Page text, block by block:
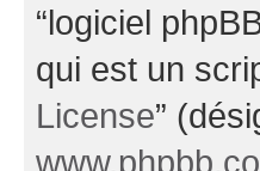
“logiciel
qui est un
License”